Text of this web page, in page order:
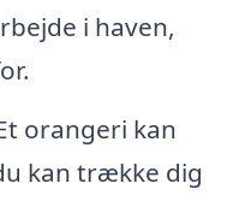
i haven,
orangeri kan
kan trække dig